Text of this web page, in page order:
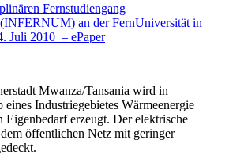
Fernstudiengang
an der FernUniversität in
Juli 2010 – ePaper
Mwanza/Tansania wird in
Industriegebietes Wärmeenergie
erzeugt. Der elektrische
öffentlichen Netz mit geringer